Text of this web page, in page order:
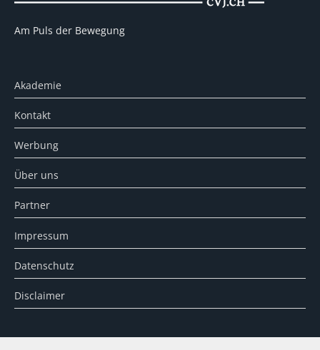
Am Puls der Bewegung
Akademie
Kontakt
Werbung
Über uns
Partner
Impressum
Datenschutz
Disclaimer